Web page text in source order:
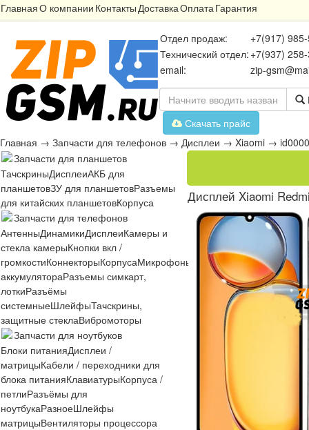
ГлавнаяО компании КонтактыДоставкаОплатаГарантия
Отдел продаж:
+7(917)
Технический отдел: +7(937)
email:
zip-
Скачать прайс
Главная → Запчасти для телефонов → Дисплеи → Xiaomi →
Запчасти для планшетов
ТачскриныДисплеиАКБ для
планшетовЗУ для планшетовРазъемы
для китайских планшетовКорпуса
Запчасти для телефонов
АнтенныДинамикиДисплеиКамеры и
стекла камерыКнопки вкл /
громкостиКоннекторыКорпусаМикрофоны МикросхемыПлаты
аккумулятораРазъемы симкарт,
лоткиРазъёмы
системныеШлейфыТачскрины,
защитные стеклаВибромоторы
Запчасти для ноутбуков
Блоки питанияДисплеи /
матрицыКабели / переходники для
блока питанияКлавиатурыКорпуса /
петлиРазъёмы для
ноутбукаРазноеШлейфы
матрицыВентиляторы процессора
Дисплей Xiaomi